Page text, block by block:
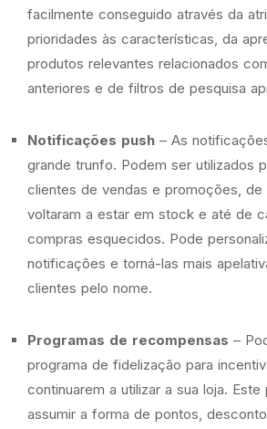
facilmente conseguido através da
prioridades às características, da
produtos relevantes relacionados
anteriores e de filtros de pesquisa
Notificações push – As
grande trunfo. Podem ser utilizados
clientes de vendas e promoções, de
voltaram a estar em stock e até de
compras esquecidos. Pode
notificações e torná-las mais
clientes pelo nome.
Programas de recompensas –
programa de fidelização para
continuarem a utilizar a sua loja.
assumir a forma de pontos,